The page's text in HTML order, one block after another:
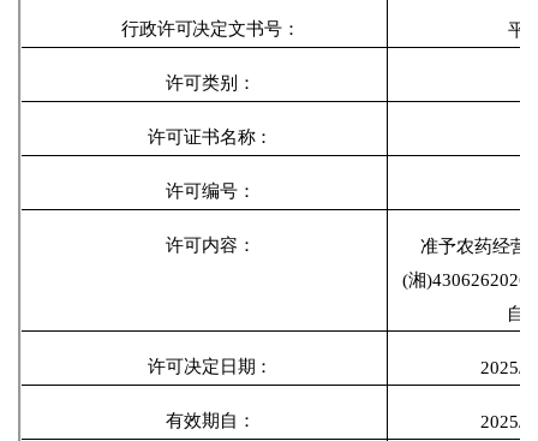
行政许可决定文书号： 平
许可类别：
许可证书名称：
许可编号：
许可内容：
准予农药经营
(湘
自
许可决定日期： 2025/
有效期自： 2025/6